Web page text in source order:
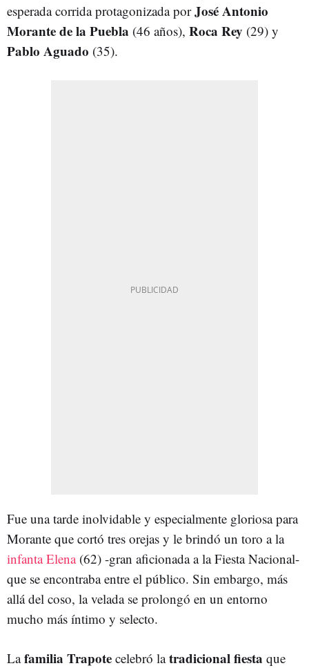
esperada corrida protagonizada porJosé Antonio
Morante de la Puebla (46 años), Roca Rey (29) y
Pablo Aguado (35).
Fue una tarde inolvidable y especialmente gloriosa para
Morante que cortó tres orejas y le brindó un toro a la
infanta Elena(62) -gran aficionada a la Fiesta Nacional-
que se encontraba entre el público. Sin embargo, más
allá del coso, la velada se prolongó en un entorno
mucho más íntimo y selecto.
Lafamilia Trapote celebró latradicional fiesta que